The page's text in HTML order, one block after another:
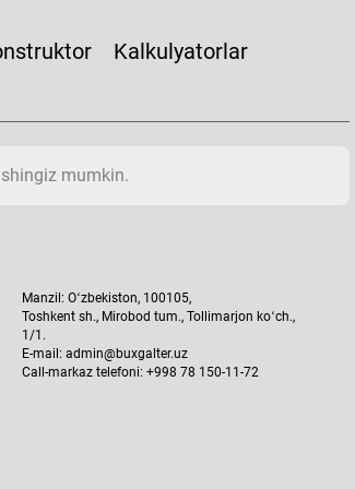
Kalkulyatorlar
mumkin.
Manzil: Oʻzbekiston, 100105,
Toshkent sh., Mirobod tum., Tollimarjon koʻch.,
1/1.
E-mail: admin@buxgalter.uz
Call-markaz telefoni: +998 78 150-11-72